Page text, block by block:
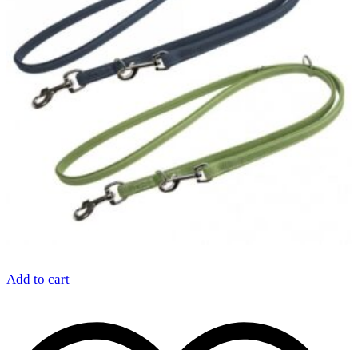
Add to cart